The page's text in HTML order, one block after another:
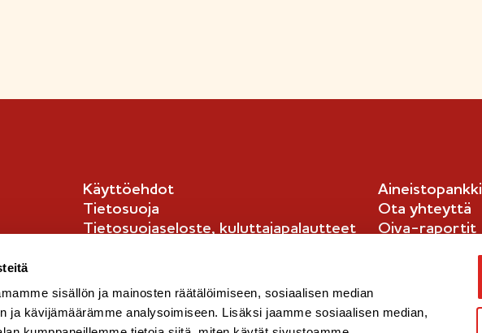
sisällön ja mainosten räätälöimiseen, sosiaalisen median
ja kävijämäärämme analysoimiseen. Lisäksi jaamme sosiaalisen median,
Käyttöehdot
Tietosuoja
Tietosuojaseloste, kuluttajapalautteet
Aineistopankki
Ota yhteyttä
Oiva-raportit